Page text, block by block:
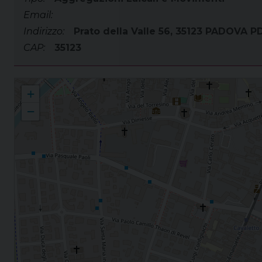
Email:
Indirizzo:
Prato della Valle 56, 35123 PADOVA
CAP:
35123
Movimento Eucaristico Giovanile MEG
+
−